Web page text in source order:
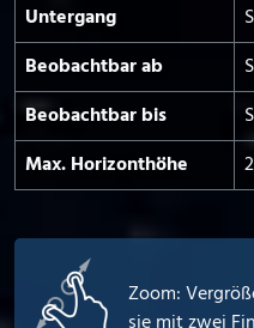
Untergang
Beobachtbar ab
Beobachtbar bis
Max. Horizont­höhe
Zoom: